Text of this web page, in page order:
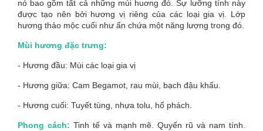
nó bao gồm tất cả những mùi huơng đó. Sự lưỡng tính này
được tạo nên bởi hương vị riêng của các loại gia vị. Lớp
hương thảo mộc cuối như ẩn chứa một năng lượng trong đó.
Mùi hương đặc trưng:
- Hương đầu: Mùi các loại gia vị
- Hương giữa: Cam Begamot, rau mùi, bạch đậu khấu.
- Hương cuối: Tuyết tùng, nhựa tolu, hổ phách.
Phong cách: Tinh tế và mạnh mẽ. Quyến rũ và nam tính.